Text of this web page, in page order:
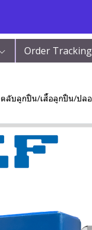
Order Tracking
ตลับลูกปืน/เสื้อลูกปืน/ปลอ